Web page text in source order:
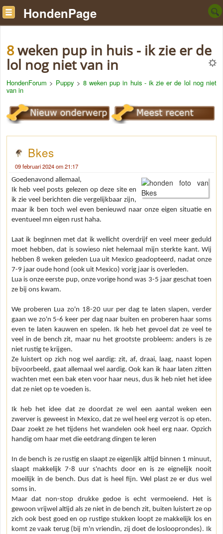
HondenPage
8 weken pup in huis - ik zie er de
lol nog niet van in
HondenForum > Puppy > 8 weken pup in huis - ik zie er de lol nog niet
van in
Bkes
09 februari 2024 om 21:17
Goedenavond allemaal,
Ik heb veel posts gelezen op deze site en
ik zie veel berichten die vergelijkbaar zijn,
maar ik ben toch wel even benieuwd naar onze eigen situatie en
eventueel mn eigen rust haha.
Laat ik beginnen met dat ik wellicht overdrijf en veel meer geduld
moet hebben, dat is sowieso niet helemaal mijn sterkte kant. Wij
hebben 8 weken geleden Lua uit Mexico geadopteerd, nadat onze
7-9 jaar oude hond (ook uit Mexico) vorig jaar is overleden.
Lua is onze eerste pup, onze vorige hond was 3-5 jaar geschat toen
ze bij ons kwam.
We proberen Lua zo'n 18-20 uur per dag te laten slapen, verder
gaan we zo'n 5-6 keer per dag naar buiten en proberen haar soms
even te laten kauwen en spelen. Ik heb het gevoel dat ze veel te
veel in de bench zit, maar nu het grootste probleem: anders is ze
niet rustig te krijgen.
Ze luistert op zich nog wel aardig: zit, af, draai, laag, naast lopen
bijvoorbeeld, gaat allemaal wel aardig. Ook kan ik haar laten zitten
wachten met een bak eten voor haar neus, dus ik heb niet het idee
dat ze niet op te voeden is.
Ik heb het idee dat ze doordat ze wel een aantal weken een
zwerver is geweest in Mexico, dat ze wel heel erg verzot is op eten.
Daar zoekt ze het tijdens het wandelen ook heel erg naar. Opzich
handig om haar met die eetdrang dingen te leren
In de bench is ze rustig en slaapt ze eigenlijk altijd binnen 1 minuut,
slaapt makkelijk 7-8 uur s'nachts door en is ze eignelijk nooit
moeilijk in de bench. Dus dat is heel fijn. Wel plast ze er dus wel
soms in.
Maar dat non-stop drukke gedoe is echt vermoeiend. Het is
gewoon vrijwel altijd als ze niet in de bench zit, buiten luistert ze op
zich ook best goed en op rustige stukken loopt ze makkelijk los en
komt ze vaak terug (bij m'n vriendin, zij doet de loslooprondes). Ik